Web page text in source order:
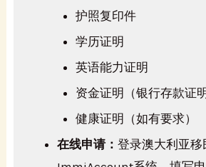
护照复印件
学历证明
英语能力证明
资金证明（银行存款证明
健康证明（如有要求）
在线申请：登录澳大利亚移